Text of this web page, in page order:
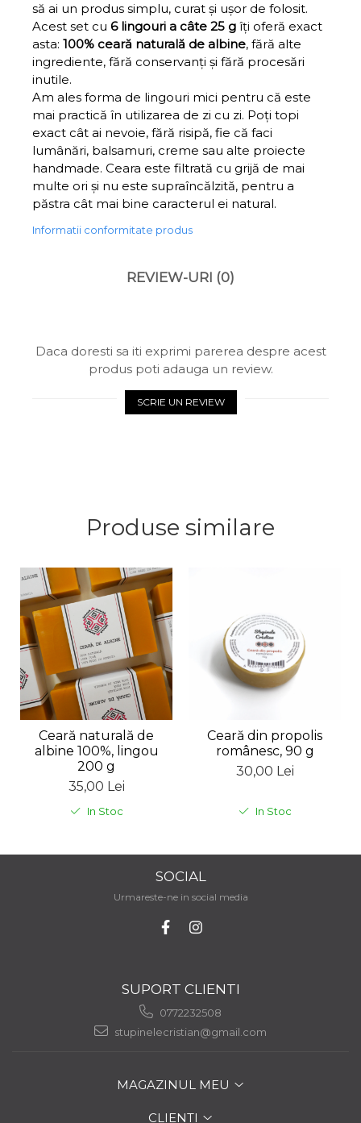
să ai un produs simplu, curat și ușor de folosit.
Acest set cu 6 lingouri a câte 25 g îți oferă exact
asta: 100% ceară naturală de albine, fără alte
ingrediente, fără conservanți și fără procesări
inutile.
Am ales forma de lingouri mici pentru că este
mai practică în utilizarea de zi cu zi. Poți topi
exact cât ai nevoie, fără risipă, fie că faci
lumânări, balsamuri, creme sau alte proiecte
handmade. Ceara este filtrată cu grijă de mai
multe ori și nu este supraîncălzită, pentru a
păstra cât mai bine caracterul ei natural.
Informatii conformitate produs
REVIEW-URI (0)
Daca doresti sa iti exprimi parerea despre acest
produs poti adauga un review.
SCRIE UN REVIEW
Produse similare
Ceară naturală de
albine 100%, lingou
200 g
35,00 Lei
In Stoc
Ceară din propolis
românesc, 90 g
30,00 Lei
In Stoc
SOCIAL
Urmareste-ne in social media
SUPORT CLIENTI
0772232508
stupinelecristian@gmail.com
MAGAZINUL MEU
CLIENTI